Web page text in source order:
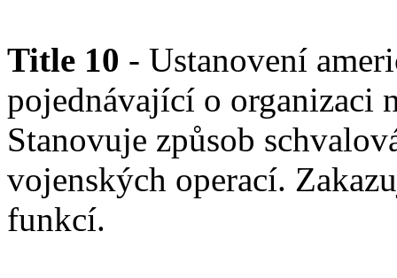
Title 10 - Ustanovení
pojednávající o organizaci
Stanovuje způsob
vojenských operací.
funkcí.